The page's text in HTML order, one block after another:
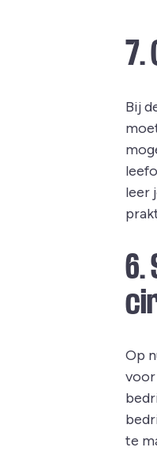
7.
Bij
leer
6.
Op
voor
te